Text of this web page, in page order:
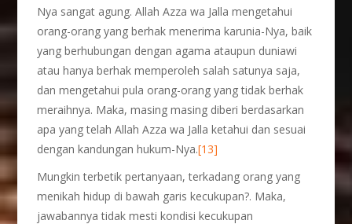
Nya sangat agung. Allah Azza wa Jalla mengetahui
orang-orang yang berhak menerima karunia-Nya, baik
yang berhubungan dengan agama ataupun duniawi
atau hanya berhak memperoleh salah satunya saja,
dan mengetahui pula orang-orang yang tidak berhak
meraihnya. Maka, masing masing diberi berdasarkan
apa yang telah Allah Azza wa Jalla ketahui dan sesuai
dengan kandungan hukum-Nya.[13]
Mungkin terbetik pertanyaan, terkadang orang yang
menikah hidup di bawah garis kecukupan?. Maka,
jawabannya tidak mesti kondisi kecukupan